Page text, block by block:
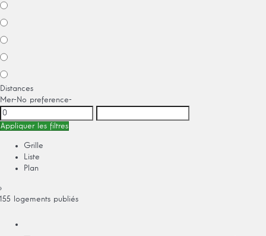
Distances
Mer-No preference-
Appliquer les filtres
Grille
Liste
Plan
›
155 logements publiés